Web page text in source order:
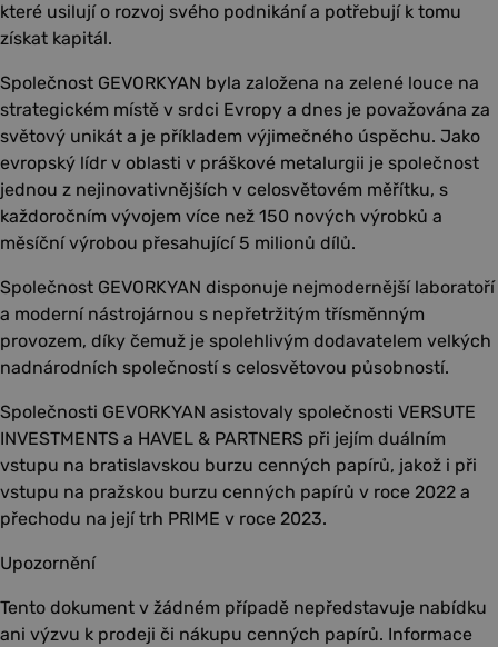
které usilují o rozvoj svého podnikání a potřebují k tomu
získat kapitál.
Společnost GEVORKYAN byla založena na zelené louce na
strategickém místě v srdci Evropy a dnes je považována za
světový unikát a je příkladem výjimečného úspěchu. Jako
evropský lídr v oblasti v práškové metalurgii je společnost
jednou z nejinovativnějších v celosvětovém měřítku, s
každoročním vývojem více než 150 nových výrobků a
měsíční výrobou přesahující 5 milionů dílů.
Společnost GEVORKYAN disponuje nejmodernější laboratoří
a moderní nástrojárnou s nepřetržitým třísměnným
provozem, díky čemuž je spolehlivým dodavatelem velkých
nadnárodních společností s celosvětovou působností.
Společnosti GEVORKYAN asistovaly společnosti VERSUTE
INVESTMENTS a HAVEL & PARTNERS při jejím duálním
vstupu na bratislavskou burzu cenných papírů, jakož i při
vstupu na pražskou burzu cenných papírů v roce 2022 a
přechodu na její trh PRIME v roce 2023.
Upozornění
Tento dokument v žádném případě nepředstavuje nabídku
ani výzvu k prodeji či nákupu cenných papírů. Informace